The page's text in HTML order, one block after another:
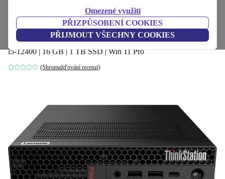
Omezené využití
PŘIZPŮSOBENÍ COOKIES
PŘIJMOUT VŠECHNY COOKIES
Stolní počítače Stolní počítače Lenovo
Lenovo ThinkStation P360 Tiny
i5-12400 | 16 GB | 1 TB SSD | Win 11 Pro
(Shromažďování recenzí)